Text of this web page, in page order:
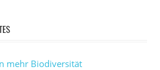
mehr Biodiversität